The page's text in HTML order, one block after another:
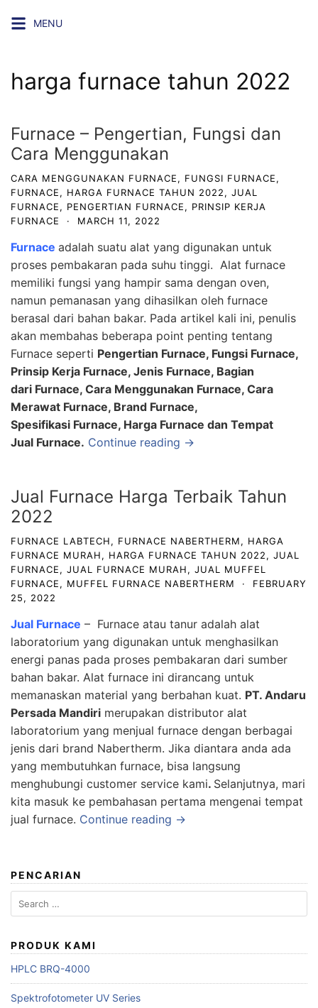
MENU
harga furnace tahun 2022
Furnace – Pengertian, Fungsi dan
Cara Menggunakan
CARA MENGGUNAKAN FURNACE, FUNGSI FURNACE,
FURNACE, HARGA FURNACE TAHUN 2022, JUAL
FURNACE, PENGERTIAN FURNACE, PRINSIP KERJA
FURNACE
· MARCH 11, 2022
Furnace adalah suatu alat yang digunakan untuk
proses pembakaran pada suhu tinggi. Alat furnace
memiliki fungsi yang hampir sama dengan oven,
namun pemanasan yang dihasilkan oleh furnace
berasal dari bahan bakar. Pada artikel kali ini, penulis
akan membahas beberapa point penting tentang
Furnace seperti Pengertian Furnace, Fungsi Furnace,
Prinsip Kerja Furnace, Jenis Furnace, Bagian
dari Furnace, Cara Menggunakan Furnace, Cara
Merawat Furnace, Brand Furnace,
Spesifikasi Furnace, Harga Furnace dan Tempat
Jual Furnace. Continue reading →
Jual Furnace Harga Terbaik Tahun
2022
FURNACE LABTECH, FURNACE NABERTHERM, HARGA
FURNACE MURAH, HARGA FURNACE TAHUN 2022, JUAL
FURNACE, JUAL FURNACE MURAH, JUAL MUFFEL
FURNACE, MUFFEL FURNACE NABERTHERM ·
FEBRUARY
25, 2022
Jual Furnace – Furnace atau tanur adalah alat
laboratorium yang digunakan untuk menghasilkan
energi panas pada proses pembakaran dari sumber
bahan bakar. Alat furnace ini dirancang untuk
memanaskan material yang berbahan kuat. PT. Andaru
Persada Mandiri merupakan distributor alat
laboratorium yang menjual furnace dengan berbagai
jenis dari brand Nabertherm. Jika diantara anda ada
yang membutuhkan furnace, bisa langsung
menghubungi customer service kami. Selanjutnya, mari
kita masuk ke pembahasan pertama mengenai tempat
jual furnace. Continue reading →
PENCARIAN
Search
for:
PRODUK KAMI
HPLC BRQ-4000
Spektrofotometer UV Series